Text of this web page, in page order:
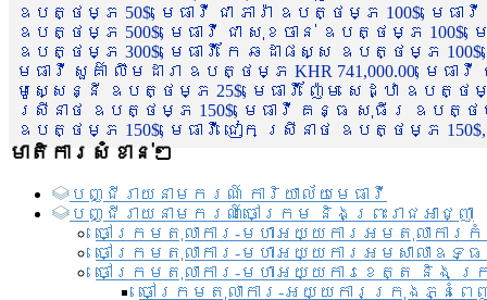
ឧបត្ថម្ភ 50$, មេធាវី ជា ភារ៉ា ឧបត្ថម្ភ 100$, មេ
ឧបត្ថម្ភ 500$, មេធាវី ជា សុខចាន់ ឧបត្ថម្ភ
ឧបត្ថម្ភ 300$, មេធាវី កែ ឆដាផស្ស ឧបត្ថម្ភ
មេធាវី សួគ៌ា លឹមដារា ឧបត្ថម្ភ KHR 741,000.00, មេ
មូសេ្សន្នី ឧបត្ថម្ភ 25$, មេធាវី ញ៉ែម សេដ្ឋា ឧបត្ថ
ស្រីនាថ ឧបត្ថម្ភ 150$, មេធាវី គន្ធ សុធីរ ឧបត្ថម្ភ
ឧបត្ថម្ភ 150$, មេធាវី ជៀក ស្រីនាថ ឧបត្ថម្ភ 150$,
មាតិការសំខាន់ៗ
បញ្ជី​រាយ​នាមករណ៍ ការិយាល័យ​មេធាវី​
បញ្ជី​រាយ​នាមករណ៍​ចៅក្រម និងព្រះរាជអាជ្ញា
ចៅក្រមតុលាការ-មហាអយ្យការអមតុលាការ
ចៅក្រមតុលាការ-មហាអយ្យការអមសាលាឧទ្
ចៅក្រមតុលាការ-មហាអយ្យការខេត្ត និង ក្
ចៅក្រមតុលាការ-អយ្យការក្រុងភ្នំពេ